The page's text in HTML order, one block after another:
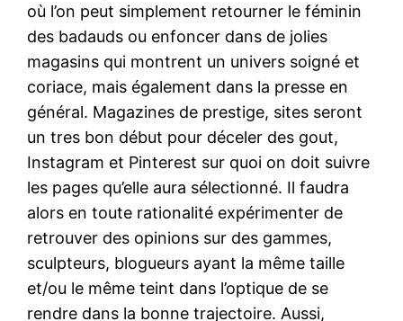
où l’on peut simplement retourner le féminin
des badauds ou enfoncer dans de jolies
magasins qui montrent un univers soigné et
coriace, mais également dans la presse en
général. Magazines de prestige, sites seront
un tres bon début pour déceler des gout,
Instagram et Pinterest sur quoi on doit suivre
les pages qu’elle aura sélectionné. Il faudra
alors en toute rationalité expérimenter de
retrouver des opinions sur des gammes,
sculpteurs, blogueurs ayant la même taille
et/ou le même teint dans l’optique de se
rendre dans la bonne trajectoire. Aussi,